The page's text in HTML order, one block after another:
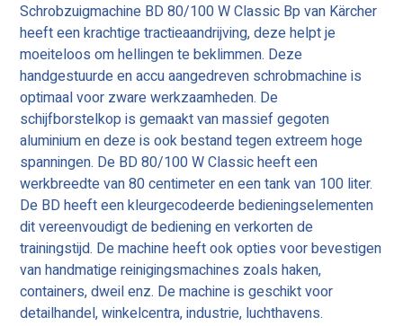
Schrobzuigmachine BD 80/100 W Classic Bp van Kärcher
heeft een krachtige tractieaandrijving, deze helpt je
moeiteloos om hellingen te beklimmen. Deze
handgestuurde en accu aangedreven schrobmachine is
optimaal voor zware werkzaamheden. De
schijfborstelkop is gemaakt van massief gegoten
aluminium en deze is ook bestand tegen extreem hoge
spanningen. De BD 80/100 W Classic heeft een
werkbreedte van 80 centimeter en een tank van 100 liter.
De BD heeft een kleurgecodeerde bedieningselementen
dit vereenvoudigt de bediening en verkorten de
trainingstijd. De machine heeft ook opties voor bevestigen
van handmatige reinigingsmachines zoals haken,
containers, dweil enz. De machine is geschikt voor
detailhandel, winkelcentra, industrie, luchthavens.